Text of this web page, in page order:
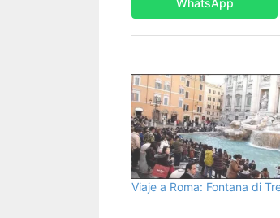
Viaje a Roma: Fontana di